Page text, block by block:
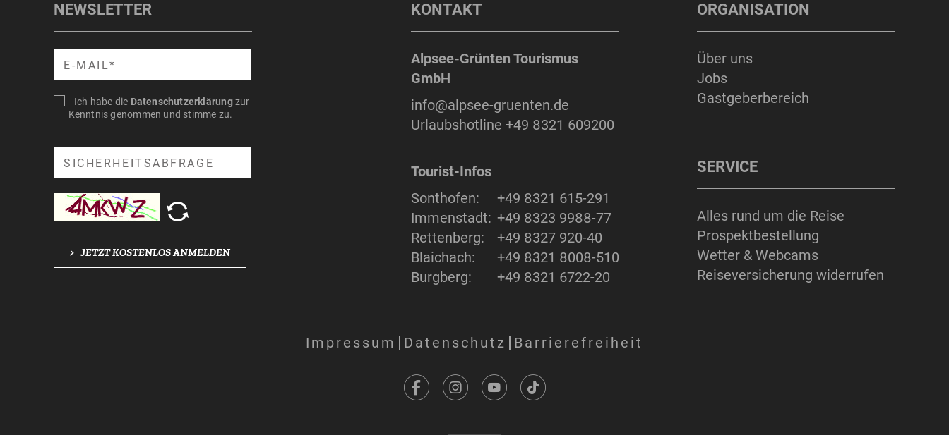
NEWSLETTER
Suche
Ich habe die Datenschutzerklärungzur
Kenntnis genommen und stimme zu.
Suche
> JETZT KOSTENLOS ANMELDEN
KONTAKT
Alpsee-Grünten Tourismus
GmbH
info@alpsee-gruenten.de
Urlaubshotline+49 8321 609200
Tourist-Infos
Sonthofen:
+49 8321 615-291
Immenstadt: +49 8323 9988-77
Rettenberg:
+49 8327 920-40
Blaichach:
+49 8321 8008-510
Burgberg:
+49 8321 6722-20
ORGANISATION
Über uns
Jobs
Gastgeberbereich
SERVICE
Alles rund um die Reise
Prospektbestellung
Wetter & Webcams
Reiseversicherung widerrufen
Impressum Datenschutz Barrierefreiheit